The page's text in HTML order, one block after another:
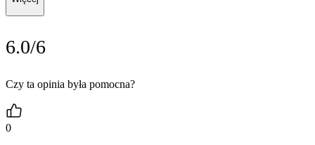
6.0/6
Czy ta opinia była pomocna?
0